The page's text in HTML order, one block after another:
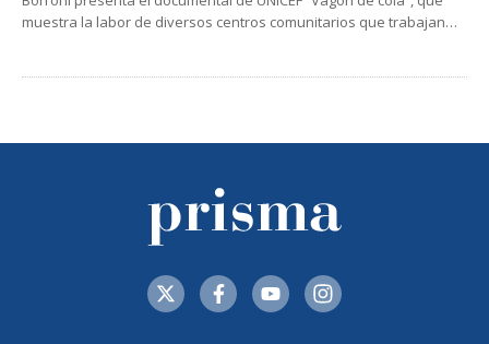
muestra la labor de diversos centros comunitarios que trabajan…